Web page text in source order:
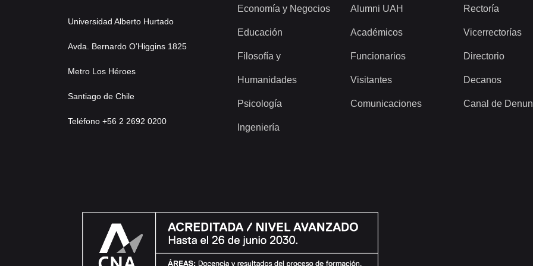
Universidad Alberto Hurtado
Avda. Bernardo O’Higgins 1825
Metro Los Héroes
Santiago de Chile
Teléfono +56 2 2692 0200
Economía y Negocios
Educación
Filosofía y
Humanidades
Psicología
Ingeniería
Alumni UAH
Académicos
Funcionarios
Visitantes
Comunicaciones
Rectoría
Vicerrectorías
Directorio
Decanos
Canal de